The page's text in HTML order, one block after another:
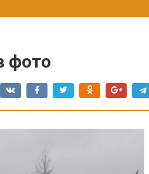
фото